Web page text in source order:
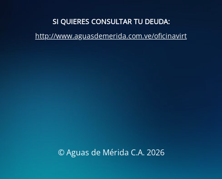
SI QUIERES CONSULTAR TU DEUDA:
http://www.aguasdemerida.com.ve/oficinavirt
© Aguas de Mérida C.A. 2026